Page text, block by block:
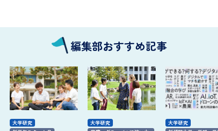
編集部おすすめ記事
大学研究
大学研究
大学研究